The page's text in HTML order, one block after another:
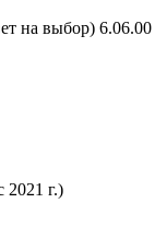
на выбор) 6.06.00
2021 г.)